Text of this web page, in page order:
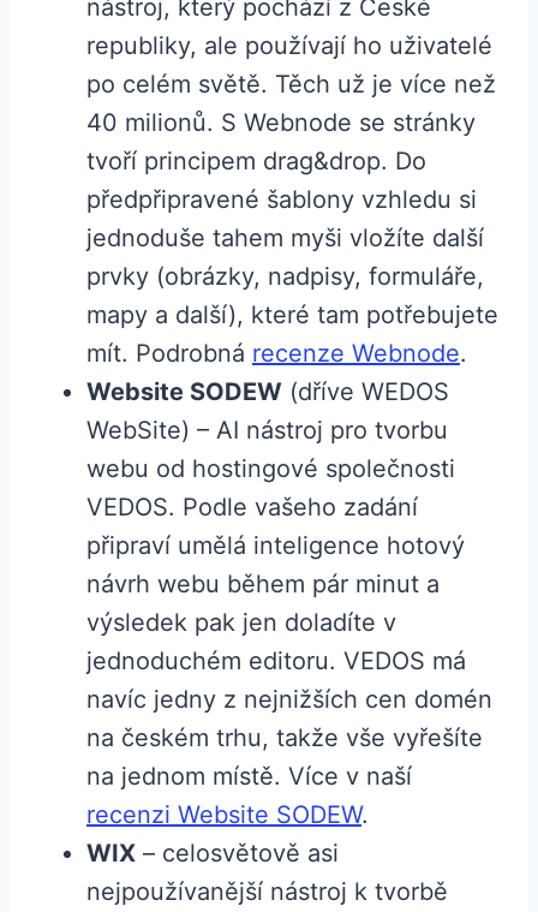
nástroj, který pochází z České
republiky, ale používají ho uživatelé
po celém světě. Těch už je více než
40 milionů. S Webnode se stránky
tvoří principem drag&drop. Do
předpřipravené šablony vzhledu si
jednoduše tahem myši vložíte další
prvky (obrázky, nadpisy, formuláře,
mapy a další), které tam potřebujete
mít. Podrobná recenze Webnode.
Website SODEW (dříve WEDOS
WebSite) – AI nástroj pro tvorbu
webu od hostingové společnosti
VEDOS. Podle vašeho zadání
připraví umělá inteligence hotový
návrh webu během pár minut a
výsledek pak jen doladíte v
jednoduchém editoru. VEDOS má
navíc jedny z nejnižších cen domén
na českém trhu, takže vše vyřešíte
na jednom místě. Více v naší
recenzi Website SODEW.
WIX – celosvětově asi
nejpoužívanější nástroj k tvorbě